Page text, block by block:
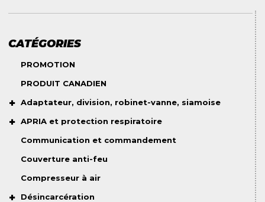
CATÉGORIES
PROMOTION
PRODUIT CANADIEN
Adaptateur, division, robinet-vanne, siamoise
APRIA et protection respiratoire
Communication et commandement
Couverture anti-feu
Compresseur à air
Désincarcération